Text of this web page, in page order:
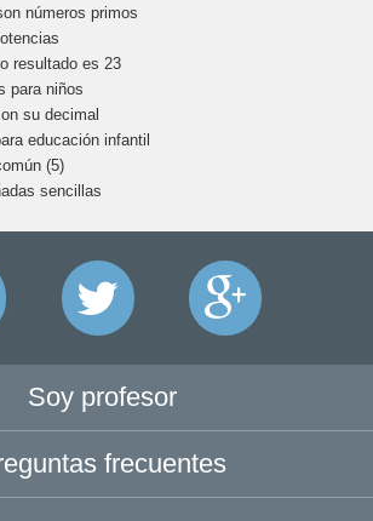
números primos
resultado es 23
para niños
su decimal
educación infantil
(5)
sencillas
Soy profesor
frecuentes